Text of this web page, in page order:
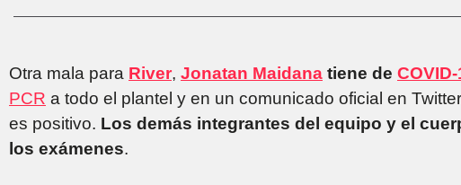
Otra mala para River, Jonatan Maidana tiene de COVID-
PCR a todo el plantel y en un comunicado oficial en
es positivo. Los demás integrantes del equipo y el
los exámenes.